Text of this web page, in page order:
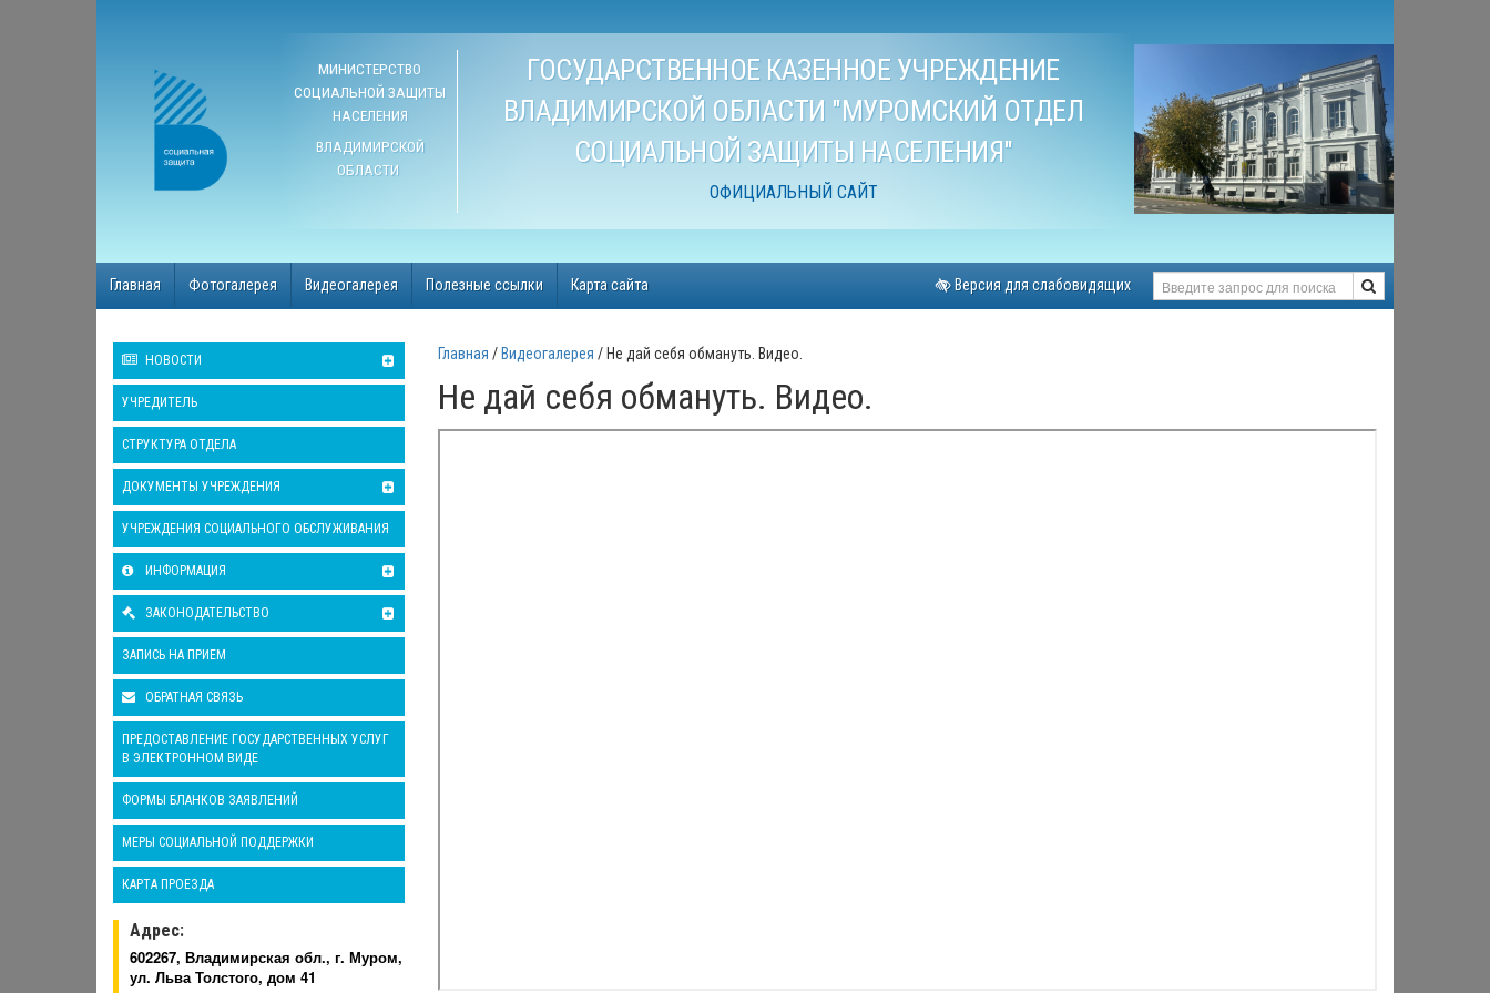
МИНИСТЕРСТВО
СОЦИАЛЬНОЙ ЗАЩИТЫ
НАСЕЛЕНИЯ
ВЛАДИМИРСКОЙ
ОБЛАСТИ
ГОСУДАРСТВЕННОЕ КАЗЕННОЕ УЧРЕЖДЕНИЕ
ВЛАДИМИРСКОЙ ОБЛАСТИ "МУРОМСКИЙ ОТДЕЛ
СОЦИАЛЬНОЙ ЗАЩИТЫ НАСЕЛЕНИЯ"
ОФИЦИАЛЬНЫЙ САЙТ
Главная Фотогалерея Видеогалерея Полезные ссылки Карта сайта Версия для слабовидящих
НОВОСТИ
УЧРЕДИТЕЛЬ
СТРУКТУРА ОТДЕЛА
ДОКУМЕНТЫ УЧРЕЖДЕНИЯ
УЧРЕЖДЕНИЯ СОЦИАЛЬНОГО ОБСЛУЖИВАНИЯ
ИНФОРМАЦИЯ
ЗАКОНОДАТЕЛЬСТВО
ЗАПИСЬ НА ПРИЕМ
ОБРАТНАЯ СВЯЗЬ
ПРЕДОСТАВЛЕНИЕ ГОСУДАРСТВЕННЫХ УСЛУГ
В ЭЛЕКТРОННОМ ВИДЕ
ФОРМЫ БЛАНКОВ ЗАЯВЛЕНИЙ
МЕРЫ СОЦИАЛЬНОЙ ПОДДЕРЖКИ
КАРТА ПРОЕЗДА
Адрес:
602267, Владимирская обл., г. Муром,
ул. Льва Толстого, дом 41
Главная Видеогалерея Не дай себя обмануть. Видео.
Не дай себя обмануть. Видео.